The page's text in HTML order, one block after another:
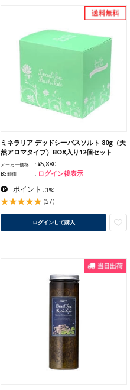
ミネラリア デッドシーバスソルト 80g（天
然アロマタイプ）BOX入り12個セット
メーカー価格 ¥5,880
BG卸価 ログイン後表示
ポイント :(1%)
(57)
ログインして購入